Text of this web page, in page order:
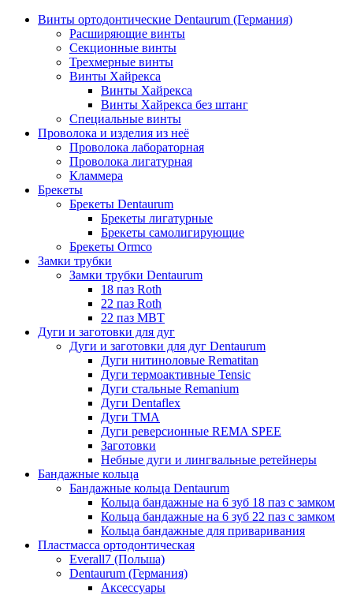
Винты ортодонтические Dentaurum (Германия)
Расширяющие винты
Секционные винты
Трехмерные винты
Винты Хайрекса
Винты Хайрекса
Винты Хайрекса без штанг
Специальные винты
Проволока и изделия из неё
Проволока лабораторная
Проволока лигатурная
Кламмера
Брекеты
Брекеты Dentaurum
Брекеты лигатурные
Брекеты самолигирующие
Брекеты Ormco
Замки трубки
Замки трубки Dentaurum
18 паз Roth
22 паз Roth
22 паз МВТ
Дуги и заготовки для дуг
Дуги и заготовки для дуг Dentaurum
Дуги нитиноловые Rematitan
Дуги термоактивные Tensic
Дуги стальные Remanium
Дуги Dentaflex
Дуги ТМА
Дуги реверсионные REMA SPEE
Заготовки
Небные дуги и лингвальные ретейнеры
Бандажные кольца
Бандажные кольца Dentaurum
Кольца бандажные на 6 зуб 18 паз с замком
Кольца бандажные на 6 зуб 22 паз с замком
Кольца бандажные для приваривания
Пластмасса ортодонтическая
Everall7 (Польша)
Dentaurum (Германия)
Аксессуары